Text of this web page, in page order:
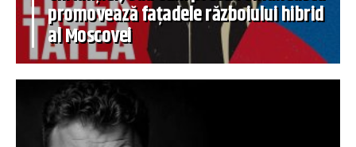
promovează fațadele războiului hibrid
al Moscovei